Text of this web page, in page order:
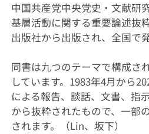
中国共産党中央党史・文献研
基層活動に関する重要論述抜
出版社から出版され、全国で
同書は九つのテーマで構成さ
しています。1983年4月から
による報告、談話、文書、指
から抜粋されたもので、一部
されます。（Lin、坂下）